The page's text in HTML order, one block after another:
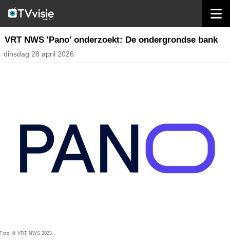
inhoud belgië
VRT NWS 'Pano' onderzoekt: De ondergrondse bank
dinsdag 28 april 2026
Foto: © VRT NWS 2023